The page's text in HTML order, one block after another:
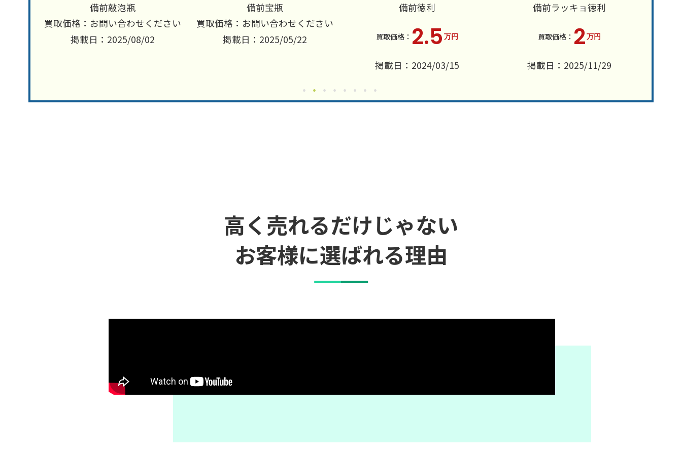
備前敲泡瓶
買取価格：お問い合わせください
掲載日：2025/08/02
備前宝瓶
買取価格：お問い合わせください
掲載日：2025/05/22
備前徳利
2.5 万円
掲載日：2024/03/15
備前ラッキョ徳利
2万円
掲載日：2025/11/29
高く売れるだけじゃない
お客様に選ばれる理由